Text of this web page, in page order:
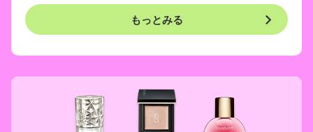
もっとみる